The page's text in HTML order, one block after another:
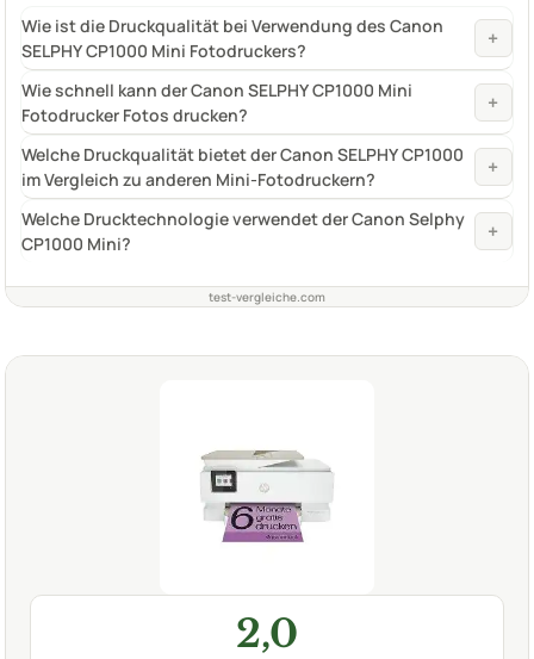
Wie ist die Druckqualität bei Verwendung des Canon
SELPHY CP1000 Mini Fotodruckers?
+
Wie schnell kann der Canon SELPHY CP1000 Mini
Fotodrucker Fotos drucken?
+
Welche Druckqualität bietet der Canon SELPHY CP1000
im Vergleich zu anderen Mini-Fotodruckern?
+
Welche Drucktechnologie verwendet der Canon Selphy
CP1000 Mini?
+
test-vergleiche.com
2,0